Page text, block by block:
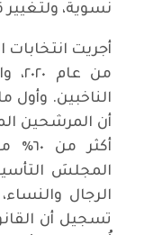
نسوية، ولتغيير
الناخبين. وأول
أن المرشحين
المجلسَ
تسجيل أن